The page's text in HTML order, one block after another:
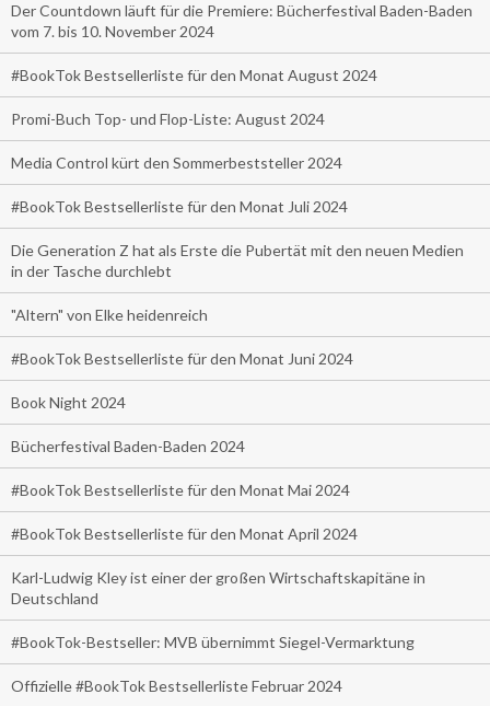
Der Countdown läuft für die Premiere: Bücherfestival Baden-Baden
vom 7. bis 10. November 2024
#BookTok Bestsellerliste für den Monat August 2024
Promi-Buch Top- und Flop-Liste: August 2024
Media Control kürt den Sommerbeststeller 2024
#BookTok Bestsellerliste für den Monat Juli 2024
Die Generation Z hat als Erste die Pubertät mit den neuen Medien
in der Tasche durchlebt
"Altern" von Elke heidenreich
#BookTok Bestsellerliste für den Monat Juni 2024
Book Night 2024
Bücherfestival Baden-Baden 2024
#BookTok Bestsellerliste für den Monat Mai 2024
#BookTok Bestsellerliste für den Monat April 2024
Karl-Ludwig Kley ist einer der großen Wirtschaftskapitäne in
Deutschland
#BookTok-Bestseller: MVB übernimmt Siegel-Vermarktung
Offizielle #BookTok Bestsellerliste Februar 2024